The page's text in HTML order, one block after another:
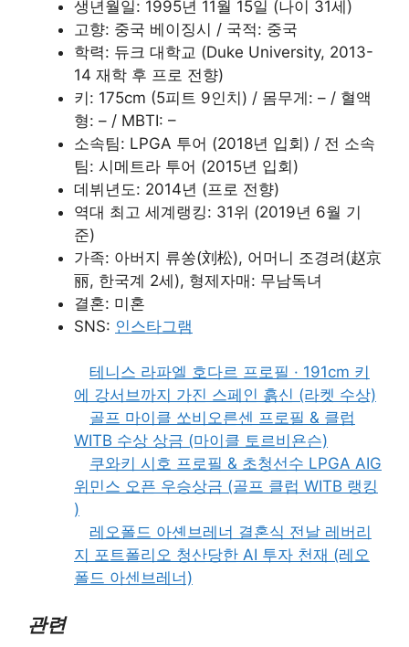
생년월일: 1995년 11월 15일 (나이 31세)
고향: 중국 베이징시 / 국적: 중국
학력: 듀크 대학교 (Duke University, 2013-
14 재학 후 프로 전향)
키: 175cm (5피트 9인치) / 몸무게: – / 혈액
형: – / MBTI: –
소속팀: LPGA 투어 (2018년 입회) / 전 소속
팀: 시메트라 투어 (2015년 입회)
데뷔년도: 2014년 (프로 전향)
역대 최고 세계랭킹: 31위 (2019년 6월 기
준)
가족: 아버지 류쏭(刘松), 어머니 조경려(赵京
丽, 한국계 2세), 형제자매: 무남독녀
결혼: 미혼
SNS: 인스타그램
테니스 라파엘 호다르 프로필 · 191cm 키
에 강서브까지 가진 스페인 흙신 (라켓 수상)
골프 마이클 쏘비오른센 프로필 & 클럽
WITB 수상 상금 (마이클 토르비욘슨)
쿠와키 시호 프로필 & 초청선수 LPGA AIG
위민스 오픈 우승상금 (골프 클럽 WITB 랭킹
)
레오폴드 아셴브레너 결혼식 전날 레버리
지 포트폴리오 청산당한 AI 투자 천재 (레오
폴드 아센브레너)
관련